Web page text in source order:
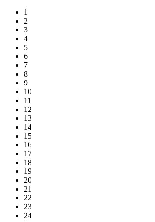
1
2
3
4
5
6
7
8
9
10
11
12
13
14
15
16
17
18
19
20
21
22
23
24